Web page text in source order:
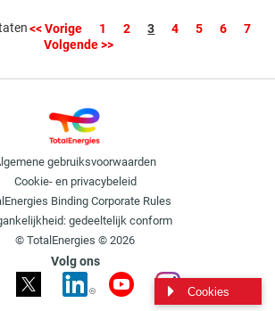
<< Vorige 1 2 Pagina
3 4 5 6
7
Volgende >>
gebruiksvoorwaarden
Cookie- en privacybeleid
Binding Corporate Rules
gedeeltelijk conform
© TotalEnergies © 2026
Volg ons
Cookies